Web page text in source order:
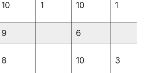
10 1 10 1
9 6
8 10 3